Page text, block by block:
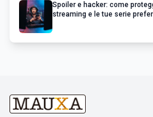
Spoiler e hacker: come
streaming e le tue serie